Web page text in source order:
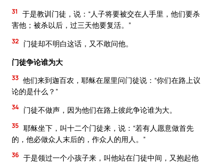
31
于是教训门徒，说：“人子将要被交在人手里，他们要杀
害他；被杀以后，过三天他要复活。”
32
门徒却不明白这话，又不敢问他。
门徒争论谁为大
33 他们来到迦百农，耶稣在屋里问门徒说：“你们在路上议
论的是什么？”
34 门徒不做声，因为他们在路上彼此争论谁为大。
35 耶稣坐下，叫十二个门徒来，说：“若有人愿意做首先
的，他必做众人末后的，作众人的用人。”
36 于是领过一个小孩子来，叫他站在门徒中间，又抱起他